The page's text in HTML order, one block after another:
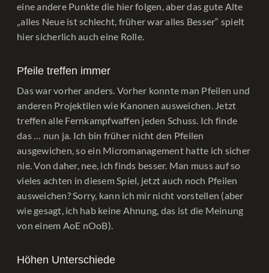
eine andere Punkte die hier folgen, aber das gute Alte
„alles Neue ist schlecht, früher war alles Besser“ spielt
hier sicherlich auch eine Rolle.
Pfeile treffen immer
Das war vorher anders. Vorher konnte man Pfeilen und
anderen Projektilen wie Kanonen ausweichen. Jetzt
treffen alle Fernkampfwaffen jeden Schuss. Ich finde
das … nun ja. Ich bin früher nicht den Pfeilen
ausgewichen, so ein Micromanagement hatte ich sicher
nie. Von daher, nee, ich finds besser. Man muss auf so
vieles achten in diesem Spiel, jetzt auch noch Pfeilen
ausweichen? Sorry, kann ich mir nicht vorstellen (aber
wie gesagt, ich hab keine Ahnung, das ist die Meinung
von einem AoE nOoB).
Höhen Unterschiede